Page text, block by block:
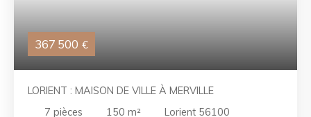
367 500 €
LORIENT : MAISON DE VILLE À MERVILLE
7 pièces 150 m²
Lorient 56100